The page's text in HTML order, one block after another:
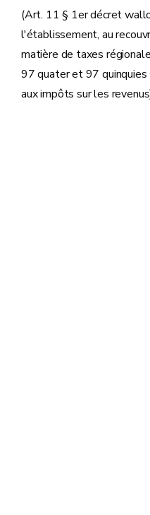
(Art. 11 § 1er décret
l'établissement, au
matière de taxes
97 quater et 97
aux impôts sur les